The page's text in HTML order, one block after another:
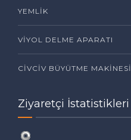
YEMLİK
VİYOL DELME APARATI
CİVCİV BÜYÜTME MAKİNESİ
Ziyaretçi İstatistikleri